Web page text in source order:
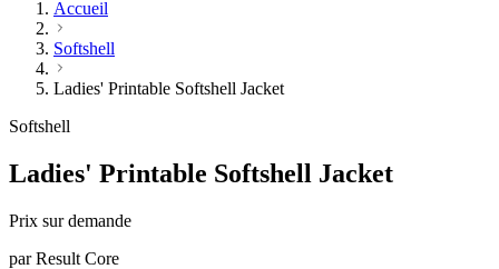
Accueil
Softshell
Ladies' Printable Softshell Jacket
Softshell
Ladies' Printable Softshell Jacket
Prix sur demande
par Result Core